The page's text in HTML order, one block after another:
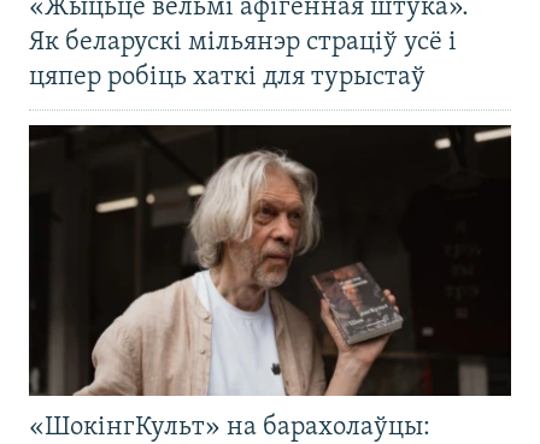
«Жыцьцё вельмі афігенная штука».
Як беларускі мільянэр страціў усё і
цяпер робіць хаткі для турыстаў
«ШокінгКульт» на барахолаўцы: